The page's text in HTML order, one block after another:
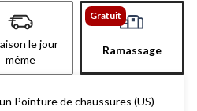
le jour
même
Gratuit
Ramassage
Pointure de chaussures (US)